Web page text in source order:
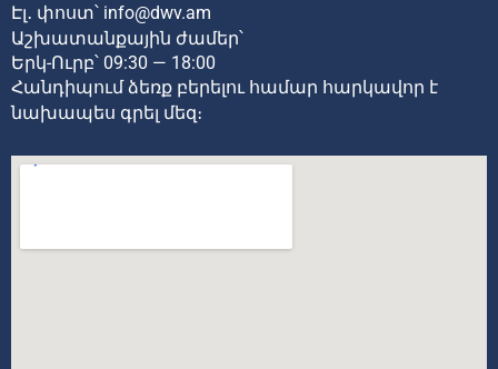
Էլ․ փոստ՝ info@dwv.am
Աշխատանքային ժամեր՝
Երկ-Ուրբ՝ 09:30 — 18:00
Հանդիպում ձեռք բերելու համար հարկավոր է
նախապես գրել մեզ։